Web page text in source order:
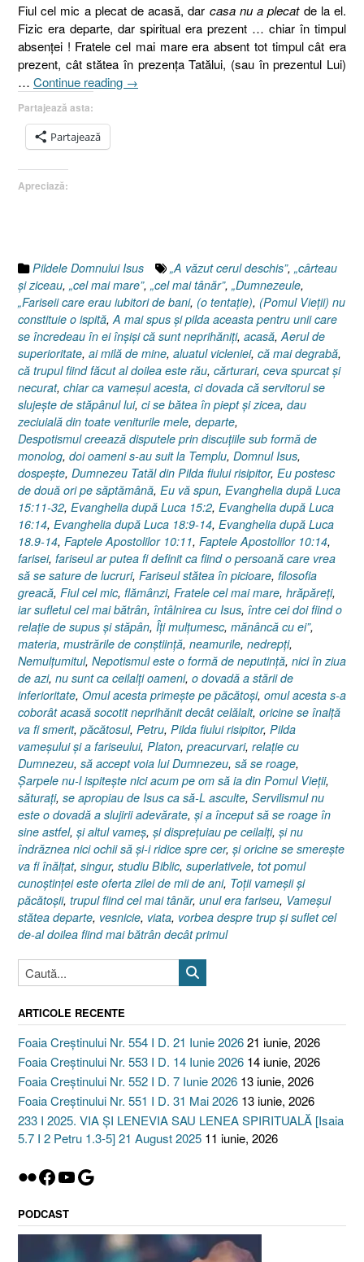
Fiul cel mic a plecat de acasă, dar casa nu a plecatde la el.
Fizic era departe, dar spiritual era prezent … chiar în timpul
absenţei ! Fratele cel mai mare era absent tot timpul cât era
prezent, cât stătea în prezenţa Tatălui, (sau în prezentul Lui)
… Continue reading „Pilda
vameşului
şi
a
fariseului”
→
Partajează asta:
Partajează
Apreciază:
Pildele Domnului Isus „A văzut cerul deschis”, „cârteau
şi ziceau, „cel mai mare”, „cel mai tânăr”, „Dumnezeule,
„Fariseii care erau iubitori de bani, (o tentaţie), (Pomul Vieţii) nu
constituie o ispită, A mai spus şi pilda aceasta pentru unii care
se încredeau în ei înşişi că sunt neprihăniţi, acasă, Aerul de
superioritate, ai milă de mine, aluatul vicleniei, că mai degrabă,
că trupul fiind făcut al doilea este rău, cărturari, ceva spurcat şi
necurat, chiar ca vameşul acesta, ci dovada că servitorul se
slujeşte de stăpânul lui, ci se bătea în piept şi zicea, dau
zeciuială din toate veniturile mele, departe,
Despotismul creează disputele prin discuţiile sub formă de
monolog, doi oameni s-au suit la Templu, Domnul Isus,
dospeşte, Dumnezeu Tatăl din Pilda fiului risipitor, Eu postesc
de două ori pe săptămână, Eu vă spun, Evanghelia după Luca
15:11-32, Evanghelia după Luca 15:2, Evanghelia după Luca
16:14, Evanghelia după Luca 18:9-14, Evanghelia după Luca
18.9-14, Faptele Apostolilor 10:11, Faptele Apostolilor 10:14,
farisei, fariseul ar putea fi definit ca fiind o persoană care vrea
să se sature de lucruri, Fariseul stătea în picioare, filosofia
greacă, Fiul cel mic, flămânzi, Fratele cel mai mare, hrăpăreţi,
iar sufletul cel mai bătrân, întâlnirea cu Isus, între cei doi fiind o
relaţie de supus şi stăpân, Îţi mulţumesc, mănâncă cu ei”,
materia, mustrările de conştiinţă, neamurile, nedrepţi,
Nemulţumitul, Nepotismul este o formă de neputinţă, nici în ziua
de azi, nu sunt ca ceilalţi oameni, o dovadă a stării de
inferioritate, Omul acesta primeşte pe păcătoşi, omul acesta s-a
coborât acasă socotit neprihănit decât celălalt, oricine se înalţă
va fi smerit, păcătosul, Petru, Pilda fiului risipitor, Pilda
vameşului şi a fariseului, Platon, preacurvari, relaţie cu
Dumnezeu, să accept voia lui Dumnezeu, să se roage,
Şarpele nu-l ispiteşte nici acum pe om să ia din Pomul Vieţii,
săturaţi, se apropiau de Isus ca să-L asculte, Servilismul nu
este o dovadă a slujirii adevărate, şi a început să se roage în
sine astfel, şi altul vameş, şi dispreţuiau pe ceilalţi, şi nu
îndrăznea nici ochii să şi-i ridice spre cer, şi oricine se smereşte
va fi înălţat, singur, studiu Biblic, superlativele, tot pomul
cunoştinţei este oferta zilei de mii de ani, Toţii vameşii şi
păcătoşii, trupul fiind cel mai tânăr, unul era fariseu, Vameşul
stătea departe, vesnicie, viata, vorbea despre trup şi suflet cel
de-al doilea fiind mai bătrân decât primul
ARTICOLE RECENTE
Foaia Creștinului Nr. 554 I D. 21 Iunie 202621 iunie, 2026
Foaia Creștinului Nr. 553 I D. 14 Iunie 2026 14 iunie, 2026
Foaia Creștinului Nr. 552 I D. 7 Iunie 2026 13 iunie, 2026
Foaia Creștinului Nr. 551 I D. 31 Mai 2026 13 iunie, 2026
233 I 2025. VIA ȘI LENEVIA SAU LENEA SPIRITUALĂ [Isaia
5.7 I 2 Petru 1.3-5] 21 August 2025 11 iunie, 2026
Flickr
Facebook
YouTube
Google
PODCAST